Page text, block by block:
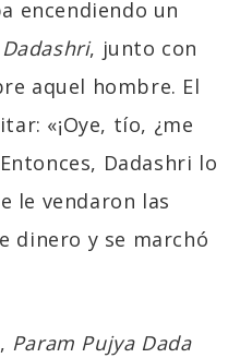
encendiendo un
, junto con
aquel hombre. El
«¡Oye, tío, ¿me
Dadashri lo
le vendaron las
dinero y se marchó
Param Pujya Dada